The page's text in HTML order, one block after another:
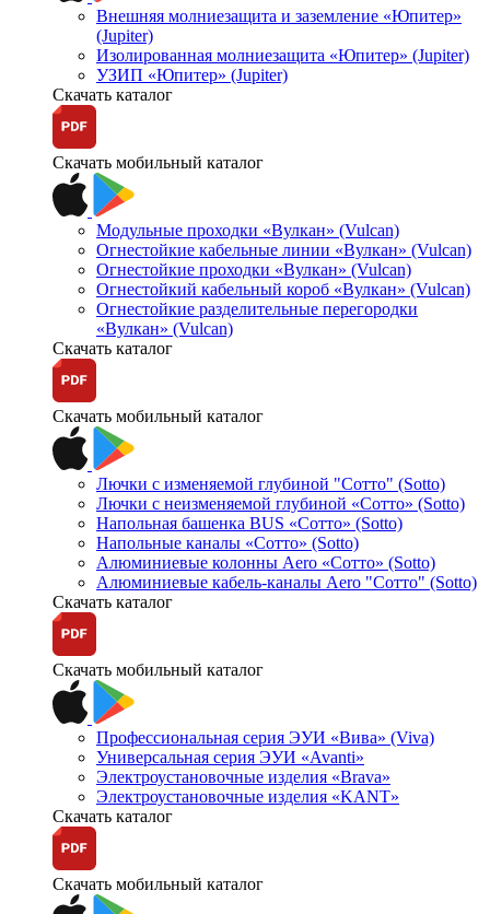
Внешняя молниезащита и заземление «Юпитер»
(Jupiter)
Изолированная молниезащита «Юпитер» (Jupiter)
УЗИП «Юпитер» (Jupiter)
Скачать каталог
Скачать мобильный каталог
Модульные проходки «Вулкан» (Vulcan)
Огнестойкие кабельные линии «Вулкан» (Vulcan)
Огнестойкие проходки «Вулкан» (Vulcan)
Огнестойкий кабельный короб «Вулкан» (Vulcan)
Огнестойкие разделительные перегородки
«Вулкан» (Vulcan)
Скачать каталог
Скачать мобильный каталог
Лючки с изменяемой глубиной "Сотто" (Sotto)
Лючки с неизменяемой глубиной «Сотто» (Sotto)
Напольная башенка BUS «Сотто» (Sotto)
Напольные каналы «Сотто» (Sotto)
Алюминиевые колонны Aero «Сотто» (Sotto)
Алюминиевые кабель-каналы Aero "Сотто" (Sotto)
Скачать каталог
Скачать мобильный каталог
Профессиональная серия ЭУИ «Вива» (Viva)
Универсальная серия ЭУИ «Avanti»
Электроустановочные изделия «Brava»
Электроустановочные изделия «KANT»
Скачать каталог
Скачать мобильный каталог